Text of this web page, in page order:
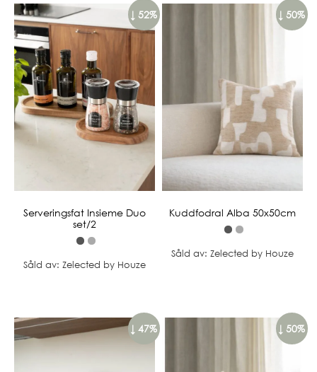
↓ 52%
Serveringsfat Insieme Duo
set/2
Såld av: Zelected by Houze
↓ 50%
Kuddfodral Alba 50x50cm
Såld av: Zelected by Houze
↓ 47% ↓ 50%